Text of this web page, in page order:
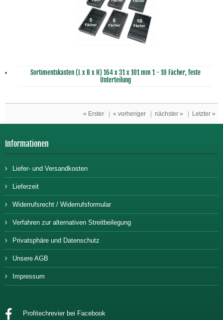
Sortimentskasten (L x B x H) 164 x 31 x 101 mm 1 - 10 Fächer, feste
Unterteilung
« Erster | « vorheriger | nächster » | Letzter »
Informationen
Liefer- und Versandkosten
Lieferzeit
Widerrufsrecht / Widerrufsformular
Verfahren zur alternativen Streitbeilegung
Privatsphäre und Datenschutz
Unsere AGB
Impressum
Profitechrevier bei Facebook